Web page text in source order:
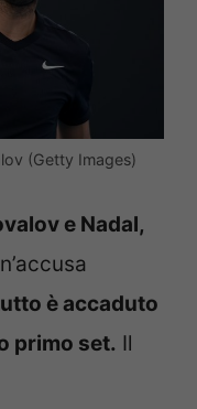
(Getty Images)
e Nadal,
è accaduto
primo set. Il